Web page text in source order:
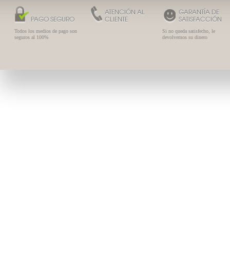
PAGO SEGURO
Todos los medios de pago son
seguros al 100%
ATENCIÓN AL
CLIENTE
GARANTÍA DE
SATISFACCIÓN
Si no queda satisfecho, le
devolvemos su dinero